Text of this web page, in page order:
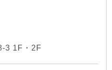
3 1F・2F